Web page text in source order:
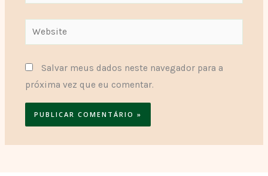
Website
Salvar meus dados neste navegador para a
próxima vez que eu comentar.